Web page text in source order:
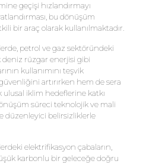
geçişi hızlandırmayı
bu dönüşüm
bir araç olarak kullanılmaktadır.
petrol ve gaz sektöründeki
deniz rüzgar enerjisi gibi
kullanımını teşvik
artırırken hem de sera
ulusal iklim hedeflerine katkı
süreci teknolojik ve mali
düzenleyici belirsizliklerle
elektrifikasyon çabaların,
karbonlu bir geleceğe doğru